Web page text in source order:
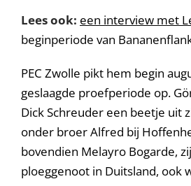
Lees ook: een interview met
beginperiode van
PEC Zwolle pikt hem begin
geslaagde proefperiode op.
Dick Schreuder een beetje uit
onder broer Alfred bij
bovendien Melayro Bogarde,
ploeggenoot in Duitsland, ook